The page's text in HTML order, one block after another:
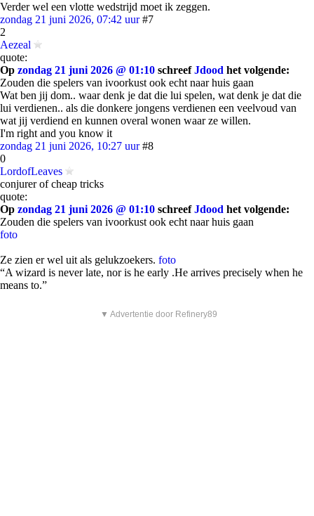
Verder wel een vlotte wedstrijd moet ik zeggen.
zondag 21 juni 2026, 07:42 uur #7
2
Aezeal
quote:
Op zondag 21 juni 2026 @ 01:10 schreefJdood het volgende:
Zouden die spelers van ivoorkust ook echt naar huis gaan
Wat ben jij dom.. waar denk je dat die lui spelen, wat denk je dat die
lui verdienen.. als die donkere jongens verdienen een veelvoud van
wat jij verdiend en kunnen overal wonen waar ze willen.
I'm right and you know it
zondag 21 juni 2026, 10:27 uur #8
0
LordofLeaves
conjurer of cheap tricks
quote:
Op zondag 21 juni 2026 @ 01:10 schreefJdood het volgende:
Zouden die spelers van ivoorkust ook echt naar huis gaan
foto
Ze zien er wel uit als gelukzoekers. foto
“A wizard is never late, nor is he early .He arrives precisely when he
means to.”
▼ Advertentie door Refinery89